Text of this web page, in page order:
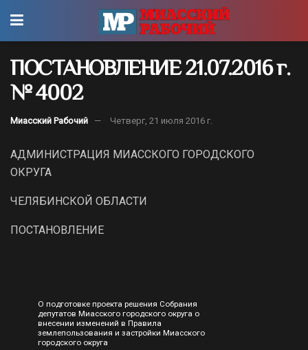
ПОСТАНОВЛЕНИЕ 21.07.2016 г.
№ 4002
Миасский Рабочий Четверг, 21 июля 2016 г.
АДМИНИСТРАЦИЯ МИАССКОГО ГОРОДСКОГО
ОКРУГА
ЧЕЛЯБИНСКОЙ ОБЛАСТИ
ПОСТАНОВЛЕНИЕ
О подготовке проекта решения Собрания
депутатов Миасского городского округа о
внесении изменений в Правила
землепользования и застройки Миасского
городского округа